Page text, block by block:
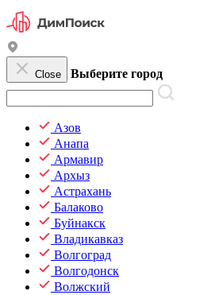
Close Выберите город
Азов
Анапа
Армавир
Архыз
Астрахань
Балаково
Буйнакск
Владикавказ
Волгоград
Волгодонск
Волжский